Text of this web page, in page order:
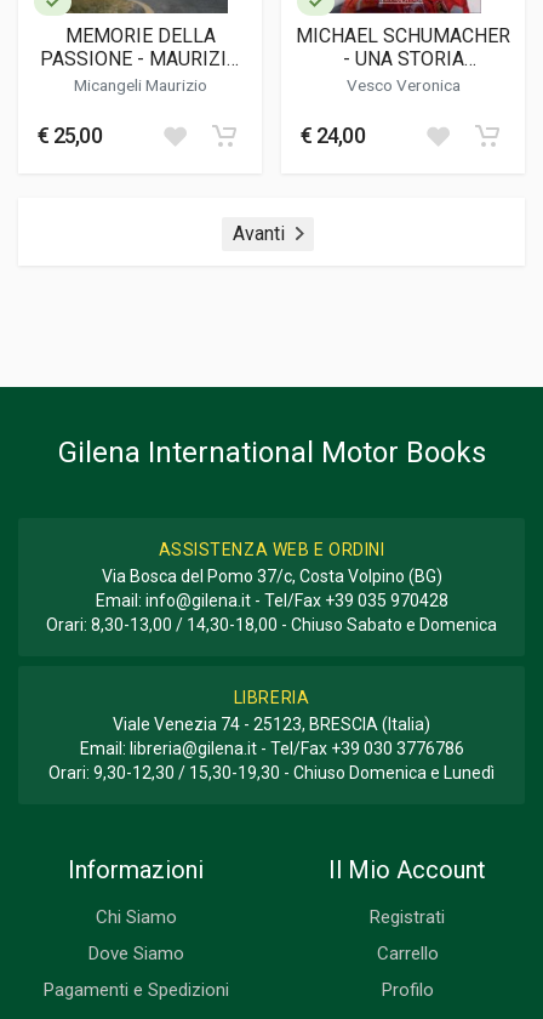
MEMORIE DELLA
PASSIONE - MAURIZIO
MICANGELI
Micangeli Maurizio
€ 25,00
MICHAEL SCHUMACHER
- UNA STORIA
INDIMENTICABILE
Vesco Veronica
€ 24,00
Avanti
Gilena International Motor Books
ASSISTENZA WEB E ORDINI
Via Bosca del Pomo 37/c, Costa Volpino (BG)
Email: info@gilena.it- Tel/Fax +39 035 970428
Orari: 8,30-13,00 / 14,30-18,00 - Chiuso Sabato e Domenica
LIBRERIA
Viale Venezia 74 - 25123, BRESCIA (Italia)
Email: libreria@gilena.it- Tel/Fax +39 030 3776786
Orari: 9,30-12,30 / 15,30-19,30 - Chiuso Domenica e Lunedì
Informazioni
Chi Siamo
Dove Siamo
Pagamenti e Spedizioni
Il Mio Account
Registrati
Carrello
Profilo